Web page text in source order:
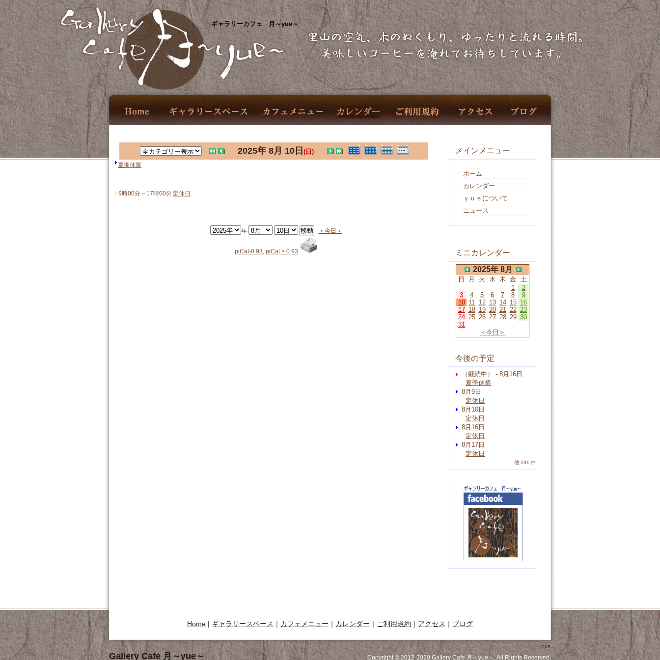
ギャラリーカフェ 月～yue～
2025年 8月 10日 (日)
夏期休業
9時00分～17時00分 定休日
年 ＜今日＞
piCal-0.93, piCal > 0.93
メインメニュー
ホーム
カレンダー
ｙｕｅについて
ニュース
ミニカレンダー
2025年 8月
日 月 火 水 木 金 土
1
2
3
4 5 6 7 8
9
10 11 12 13 14 15 16
17 18 19 20 21 22 23
24 25 26 27 28 29 30
31
＜今日＞
今後の予定
（継続中） - 8月16日
夏季休業
8月9日
定休日
8月10日
定休日
8月16日
定休日
8月17日
定休日
他 191 件
Home | ギャラリースペース ｜ カフェメニュー ｜ カレンダー ｜ ご利用規約 ｜ アクセス ｜ ブログ
Gallery Cafe 月～yue～ Copyright © 2012-2020 Gallery Cafe 月～yue～. All Rights Reserved.